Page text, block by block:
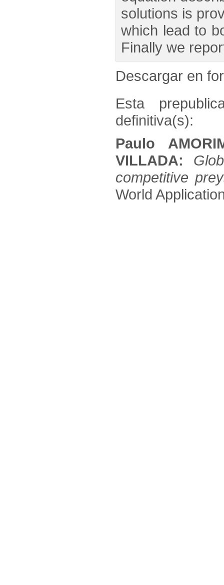
solutions is
which lead to
Finally we
Descargar en
Esta
definitiva(s):
Paulo
VILLADA:
competitive
World